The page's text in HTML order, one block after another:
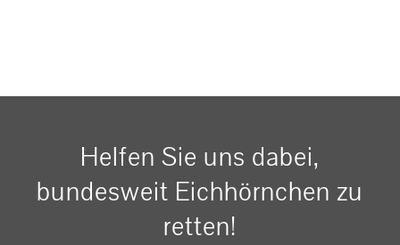
Helfen Sie uns dabei,
bundesweit Eichhörnchen zu
retten!